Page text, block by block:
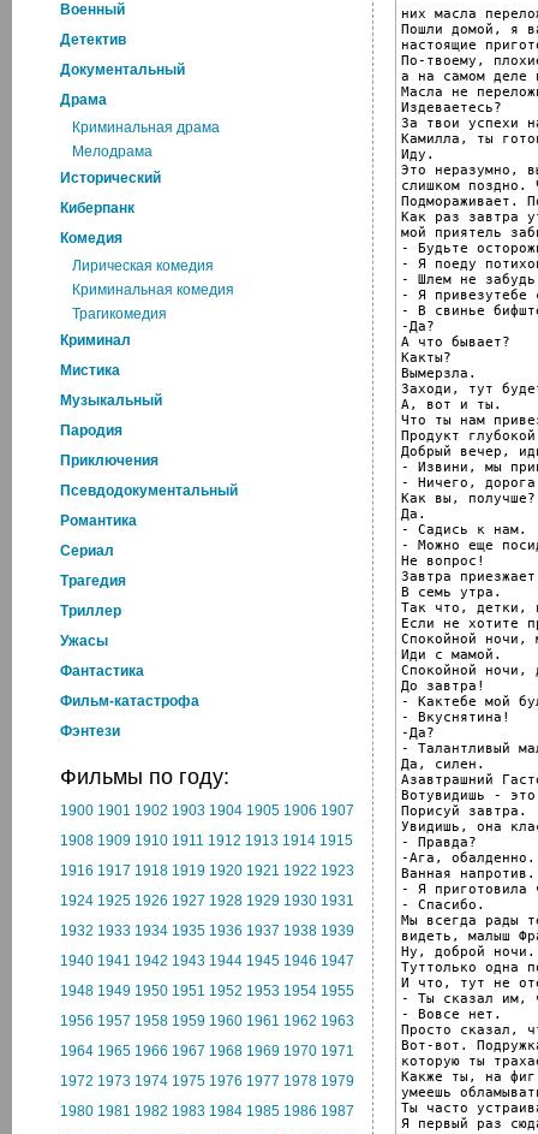
Военный
Детектив
Документальный
Драма
Криминальная драма
Мелодрама
Исторический
Киберпанк
Комедия
Лирическая комедия
Криминальная комедия
Трагикомедия
Криминал
Мистика
Музыкальный
Пародия
Приключения
Псевдодокументальный
Романтика
Cериал
Трагедия
Триллер
Ужасы
Фантастика
Фильм-катастрофа
Фэнтези
Фильмы по году:
1900 1901 1902 1903 1904 1905 1906 1907
1908 1909 1910 1911 1912 1913 1914 1915
1916 1917 1918 1919 1920 1921 1922 1923
1924 1925 1926 1927 1928 1929 1930 1931
1932 1933 1934 1935 1936 1937 1938 1939
1940 1941 1942 1943 1944 1945 1946 1947
1948 1949 1950 1951 1952 1953 1954 1955
1956 1957 1958 1959 1960 1961 1962 1963
1964 1965 1966 1967 1968 1969 1970 1971
1972 1973 1974 1975 1976 1977 1978 1979
1980 1981 1982 1983 1984 1985 1986 1987
них масла
Пошли домой, я
настоящие
По-твоему,
а на самом деле
Масла не
Издеваетесь?
За твои успехи
Камилла, ты
Иду.
Это неразумно,
слишком поздно.
Подмораживает.
Как раз завтра
мой приятель
- Будьте
- Я поеду
- Шлем не
- Я привезутебе
- В свинье
-Да?
А что бывает?
Какты?
Вымерзла.
Заходи, тут
А, вот и ты.
Что ты нам
Продукт
Добрый вечер,
- Извини, мы
- Ничего,
Как вы, получше?
Да.
- Садись к нам.
- Можно еще
Не вопрос!
Завтра
В семь утра.
Так что, детки,
Если не хотите
Спокойной ночи,
Иди с мамой.
Спокойной ночи,
До завтра!
- Кактебе мой
- Вкуснятина!
-Да?
- Талантливый
Да, силен.
Азавтрашний
Вотувидишь -
Порисуй завтра.
Увидишь, она
- Правда?
-Ага, обалденно.
Ванная напротив.
- Я приготовила
- Спасибо.
Мы всегда рады
видеть, малыш
Ну, доброй ночи.
Туттолько одна
И что, тут не
- Ты сказал им,
- Вовсе нет.
Просто сказал,
Вот-вот.
которую ты
Какже ты, на
умеешь
Ты часто
Я первый раз